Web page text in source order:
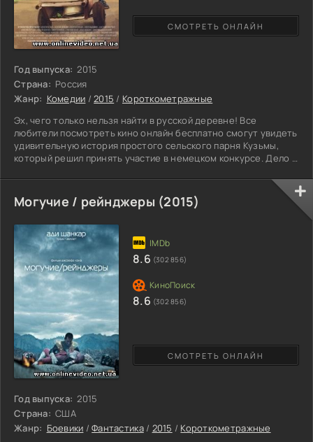
Год выпуска: 2015
Страна: Россия
Жанр: Комедии /2015 / Короткометражные
Эх, чего только нельзя найти в русской деревне! Все
любители посмотреть кино онлайн бесплатно смогут увидеть
удивительную история простого сельского парня Кузьмы,
который решил принять участие в немецком конкурсе. Дело в
увеличивает количество надоя молока в несколько раз. После
выигрыша молодой человек мечтает купить немецкую машину
и прокатить на ней по деревне свою любимую девушку – чего
СМОТРЕТЬ ОНЛАЙН
Могучие / рейнджеры (2015)
Год выпуска: 2015
Страна: США
Жанр: Боевики /Фантастика/ 2015 / Короткометражные
СМОТРЕТЬ ОНЛАЙН
8.6 (302 856)
8.6 (302 856)